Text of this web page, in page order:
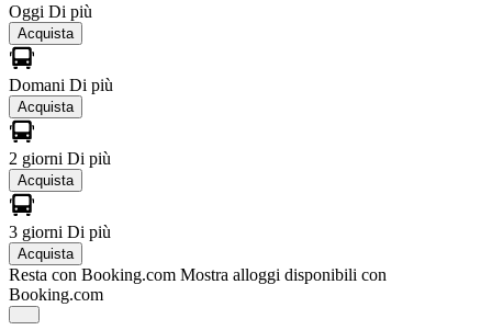
Oggi Di più
Acquista
Domani Di più
Acquista
2 giorni Di più
Acquista
3 giorni Di più
Acquista
Resta con Booking.com Mostra alloggi disponibili con
Booking.com